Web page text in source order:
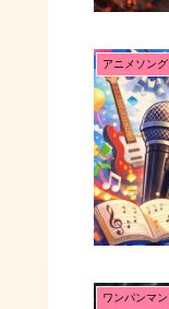
アニメソング
ワンパンマン